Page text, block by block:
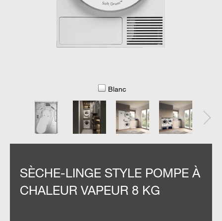
Blanc
SÈCHE-LINGE STYLE POMPE À
CHALEUR VAPEUR 8 KG